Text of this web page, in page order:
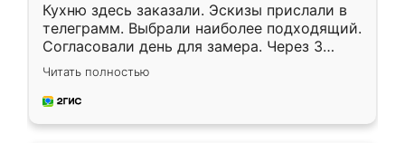
Кухню здесь заказали. Эскизы прислали в
телеграмм. Выбрали наиболее подходящий.
Согласовали день для замера. Через 3
недели кухня была уже готова. Остались
довольны работой. Спасибо Ренессанс
мебель за качественную работу!
Читать полностью